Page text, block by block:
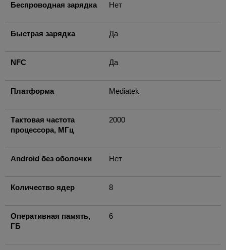
Беспроводная зарядка Нет
Быстрая зарядка Да
NFC Да
Платформа Mediatek
Тактовая частота
процессора, МГц
2000
Android без оболочки Нет
Количество ядер 8
Оперативная память,
ГБ
6